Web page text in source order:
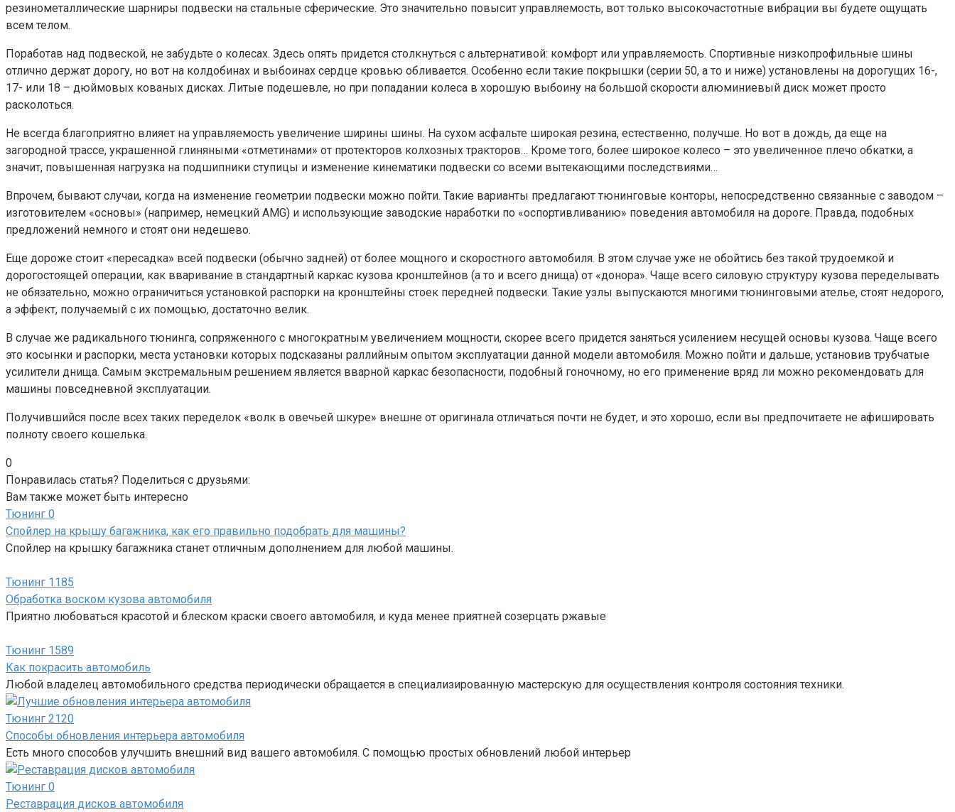
резинометаллические шарниры подвески на стальные сферические. Это значительно повысит управляемость, вот только высокочастотные вибрации вы будете ощущать
всем телом.
Поработав над подвеской, не забудьте о колесах. Здесь опять придется столкнуться с альтернативой: комфорт или управляемость. Спортивные низкопрофильные шины
отлично держат дорогу, но вот на колдобинах и выбоинах сердце кровью обливается. Особенно если такие покрышки (серии 50, а то и ниже) установлены на дорогущих 16-,
17- или 18 – дюймовых кованых дисках. Литые подешевле, но при попадании колеса в хорошую выбоину на большой скорости алюминиевый диск может просто
расколоться.
Не всегда благоприятно влияет на управляемость увеличение ширины шины. На сухом асфальте широкая резина, естественно, получше. Но вот в дождь, да еще на
загородной трассе, украшенной глиняными «отметинами» от протекторов колхозных тракторов… Кроме того, более широкое колесо – это увеличенное плечо обкатки, а
значит, повышенная нагрузка на подшипники ступицы и изменение кинематики подвески со всеми вытекающими последствиями…
Впрочем, бывают случаи, когда на изменение геометрии подвески можно пойти. Такие варианты предлагают тюнинговые конторы, непосредственно связанные с заводом –
изготовителем «основы» (например, немецкий AMG) и использующие заводские наработки по «оспортивливанию» поведения автомобиля на дороге. Правда, подобных
предложений немного и стоят они недешево.
Еще дороже стоит «пересадка» всей подвески (обычно задней) от более мощного и скоростного автомобиля. В этом случае уже не обойтись без такой трудоемкой и
дорогостоящей операции, как вваривание в стандартный каркас кузова кронштейнов (а то и всего днища) от «донора». Чаще всего силовую структуру кузова переделывать
не обязательно, можно ограничиться установкой распорки на кронштейны стоек передней подвески. Такие узлы выпускаются многими тюнинговыми ателье, стоят недорого,
а эффект, получаемый с их помощью, достаточно велик.
В случае же радикального тюнинга, сопряженного с многократным увеличением мощности, скорее всего придется заняться усилением несущей основы кузова. Чаще всего
это косынки и распорки, места установки которых подсказаны раллийным опытом эксплуатации данной модели автомобиля. Можно пойти и дальше, установив трубчатые
усилители днища. Самым экстремальным решением является вварной каркас безопасности, подобный гоночному, но его применение вряд ли можно рекомендовать для
машины повседневной эксплуатации.
Получившийся после всех таких переделок «волк в овечьей шкуре» внешне от оригинала отличаться почти не будет, и это хорошо, если вы предпочитаете не афишировать
полноту своего кошелька.
0
Понравилась статья? Поделиться с друзьями:
Вам также может быть интересно
Тюнинг 0
Спойлер на крышу багажника, как его правильно подобрать для машины?
Спойлер на крышку багажника станет отличным дополнением для любой машины.
Тюнинг 1185
Обработка воском кузова автомобиля
Приятно любоваться красотой и блеском краски своего автомобиля, и куда менее приятней созерцать ржавые
Тюнинг 1589
Как покрасить автомобиль
Любой владелец автомобильного средства периодически обращается в специализированную мастерскую для осуществления контроля состояния техники.
Тюнинг 2120
Способы обновления интерьера автомобиля
Есть много способов улучшить внешний вид вашего автомобиля. С помощью простых обновлений любой интерьер
Тюнинг 0
Реставрация дисков автомобиля